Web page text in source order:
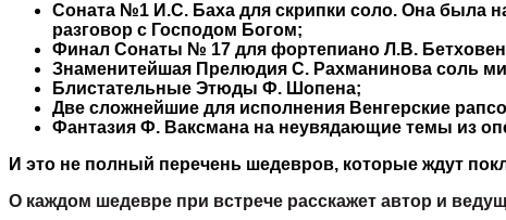
Соната №1 И.С. Баха для скрипки соло. Она была
разговор с Господом Богом;
Финал Сонаты № 17 для фортепиано Л.В.
Знаменитейшая Прелюдия С. Рахманинова соль
Блистательные Этюды Ф. Шопена;
Две сложнейшие для исполнения Венгерские
Фантазия Ф. Ваксмана на неувядающие темы из
И это не полный перечень шедевров, которые ждут
О каждом шедевре при встрече расскажет автор и